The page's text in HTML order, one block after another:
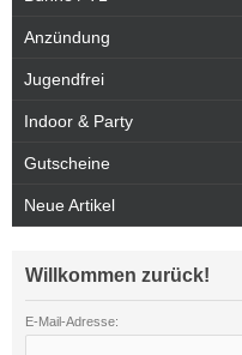
Anzündung
Jugendfrei
Indoor & Party
Gutscheine
Neue Artikel
Willkommen zurück!
E-Mail-Adresse: